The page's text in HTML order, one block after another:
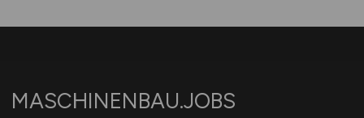
MASCHINENBAU.JOBS